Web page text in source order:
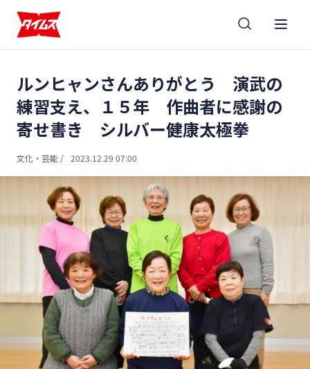
ルンヒャンさんありがとう 演武の
練習支え、１５年 作曲者に感謝の
寄せ書き シルバー健康太極拳
文化・芸能 / 2023.12.29 07:00